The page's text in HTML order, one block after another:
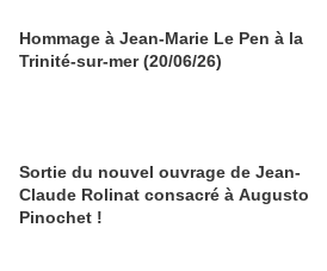
Hommage à Jean-Marie Le Pen à la
Trinité-sur-mer (20/06/26)
Sortie du nouvel ouvrage de Jean-
Claude Rolinat consacré à Augusto
Pinochet !